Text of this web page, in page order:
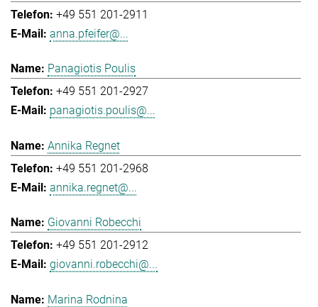
+49 551 201-2911
anna.pfeifer@...
Panagiotis Poulis
+49 551 201-2927
panagiotis.poulis@...
Annika Regnet
+49 551 201-2968
annika.regnet@...
Giovanni Robecchi
+49 551 201-2912
giovanni.robecchi@...
Marina Rodnina